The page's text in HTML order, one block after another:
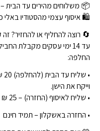
📦 משלוחים מהירים עד הבית – 25 ₪ (חינם בקנייה מעל 499 ₪)
🛍 איסוף עצמי מהסטודיו באלי כהן 21, אשקלון –
🔄 רוצה להחליף או להחזיר? זה
עד 14 ימי עסקים מקבלת
החלפה:
וייקח את הישן.
• שליח לאיסוף (החזרה) – 25 ₪
• החזרה באשקלון – תמיד חינם